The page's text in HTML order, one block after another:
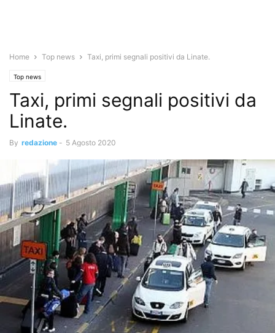
Home Top news Taxi, primi segnali positivi da Linate.
Top news
Taxi, primi segnali positivi da
Linate.
By redazione - 5 Agosto 2020